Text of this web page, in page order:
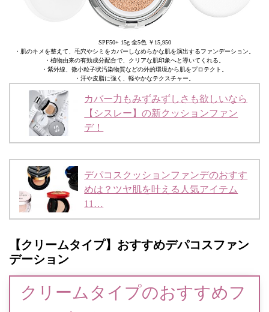
SPF50+ 15g 全5色 ￥15,950
・肌のキメを整えて、毛穴やシミをカバーしなめらかな肌を演出するファンデーション。
・植物由来の有効成分配合で、クリアな肌印象へと導いてくれる。
・紫外線、微小粒子状汚染物質などの外的環境から肌をプロテクト。
・汗や皮脂に強く、軽やかなテクスチャー。
カバー力もみずみずしさも欲しいなら
【シスレー】の新クッションファン
デ！
デパコスクッションファンデのおすす
めは？ツヤ肌を叶える人気アイテム
11…
【クリームタイプ】おすすめデパコスファン
デーション
クリームタイプのおすすめフ